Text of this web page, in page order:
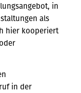
in
als
hier kooperiert
in der